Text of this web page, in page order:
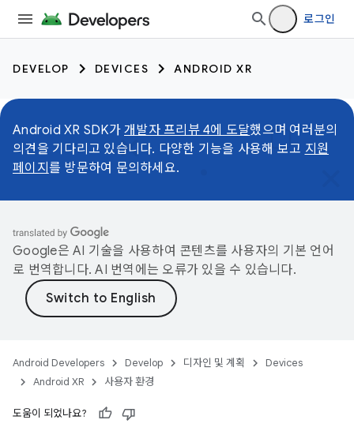
로그인
DEVELOP DEVICES ANDROID XR
Android XR SDK가 개발자 프리뷰 4에 도달했으며 여러분의
의견을 기다리고 있습니다. 다양한 기능을 사용해 보고 지원
페이지 를 방문하여 문의하세요.
Google은 AI 기술을 사용하여 콘텐츠를 사용자의 기본 언어
로 번역합니다. AI 번역에는 오류가 있을 수 있습니다.
Android Developers Develop 디자인 및 계획
Devices
Android XR
사용자 환경
도움이 되었나요?